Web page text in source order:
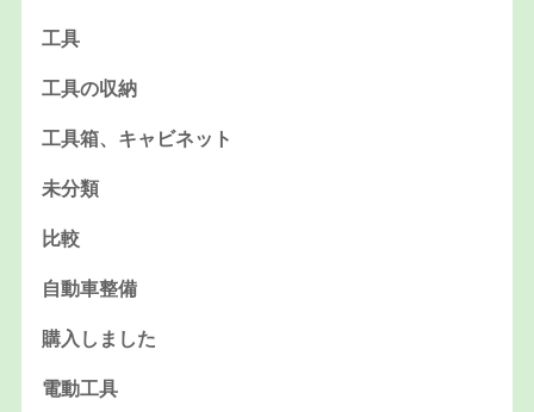
工具
工具の収納
工具箱、キャビネット
未分類
比較
自動車整備
購入しました
電動工具